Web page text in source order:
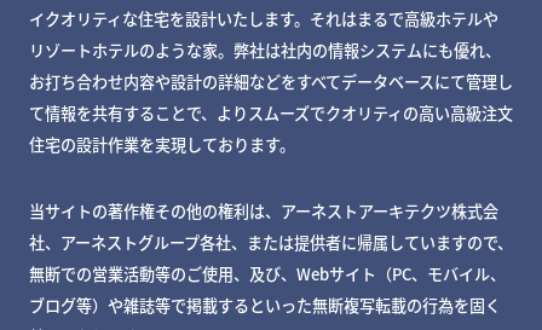
イクオリティな住宅を設計いたします。それはまるで高級ホテルや
リゾートホテルのような家。弊社は社内の情報システムにも優れ、
お打ち合わせ内容や設計の詳細などをすべてデータベースにて管理し
て情報を共有することで、よりスムーズでクオリティの高い高級注文
住宅の設計作業を実現しております。
当サイトの著作権その他の権利は、アーネストアーキテクツ株式会
社、アーネストグループ各社、または提供者に帰属していますので、
無断での営業活動等のご使用、及び、Webサイト（PC、モバイル、
ブログ等）や雑誌等で掲載するといった無断複写転載の行為を固く